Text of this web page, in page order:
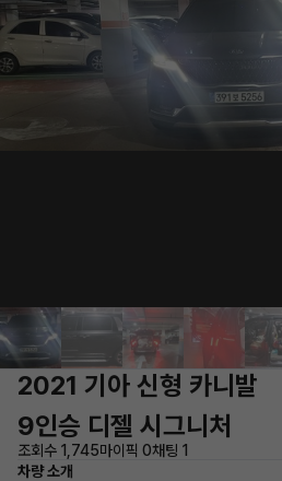
2021 기아 신형 카니발
9인승 디젤 시그니처
조회수 1,745마이픽 0채팅 1
차량 소개